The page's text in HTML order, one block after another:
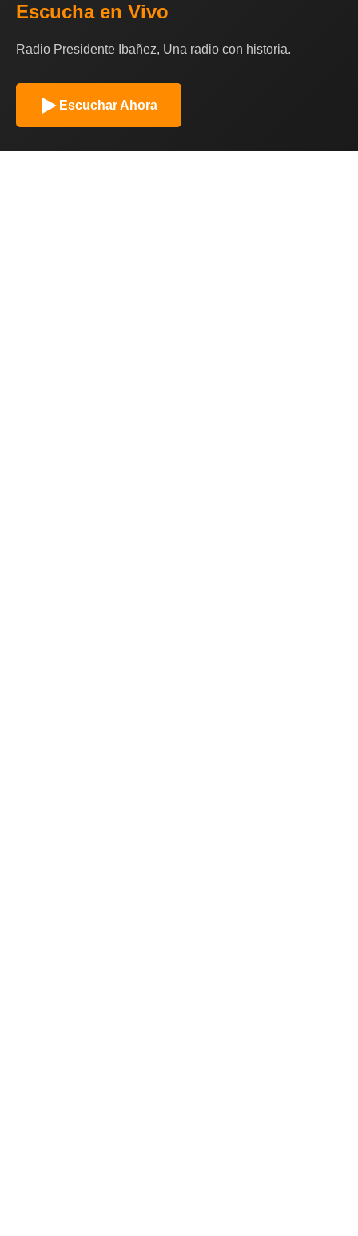
Escucha en Vivo
Radio Presidente Ibañez, Una radio con historia.
Escuchar Ahora